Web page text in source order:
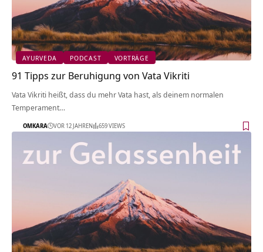
AYURVEDA PODCAST VORTRÄGE
91 Tipps zur Beruhigung von Vata Vikriti
Vata Vikriti heißt, dass du mehr Vata hast, als deinem normalen
Temperament…
OMKARA VOR 12 JAHREN 659 VIEWS